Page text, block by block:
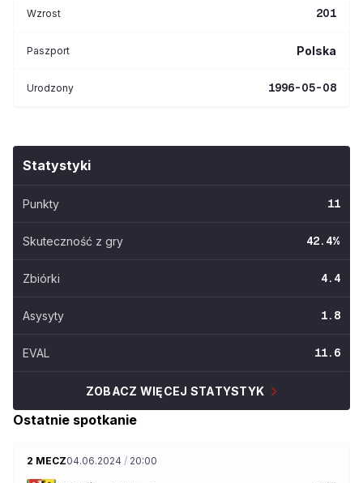
Wzrost 201
Paszport Polska
Urodzony 1996-05-08
Statystyki
Punkty 11
Skuteczność z gry 42.4%
Zbiórki 4.4
Asysyty 1.8
EVAL 11.6
ZOBACZ WIĘCEJ STATYSTYK
Ostatnie spotkanie
2 MECZ04.06.2024 / 20:00